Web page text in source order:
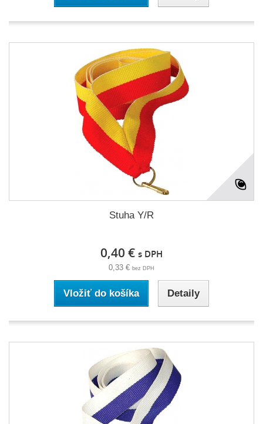
Stuha Y/R
0,40 € s DPH
0,33 € bez DPH
Vložiť do košíka Detaily